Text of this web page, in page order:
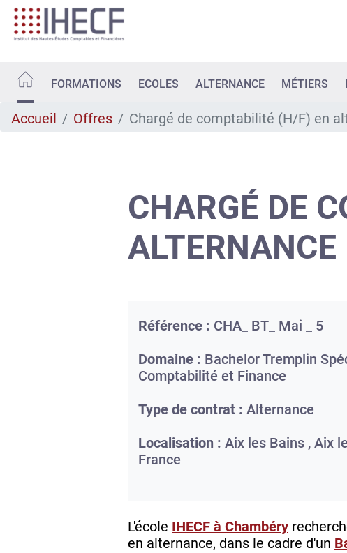
Aller
contenu
FORMATIONS ECOLES ALTERNANCE MÉTIERS
Accueil Offres Chargé de comptabilité (H/F) en
CHARGÉ DE
ALTERNANCE
Référence : CHA_ BT_ Mai _ 5
Domaine : Bachelor Tremplin
Comptabilité et Finance
Type de contrat : Alternance
Localisation : Aix les Bains , Aix
France
L'école IHECF à Chambéry
en alternance, dans le cadre d'un